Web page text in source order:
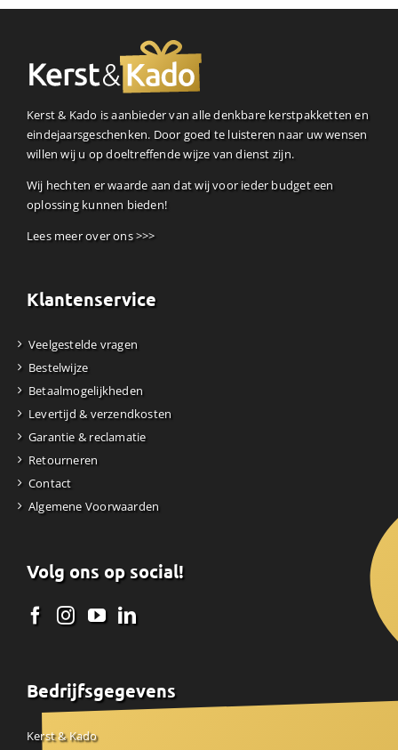
Kerst & Kado is aanbieder van alle denkbare kerstpakketten en
eindejaarsgeschenken. Door goed te luisteren naar uw wensen
willen wij u op doeltreffende wijze van dienst zijn.
Wij hechten er waarde aan dat wij voor ieder budget een
oplossing kunnen bieden!
Lees meer over ons >>>
Klantenservice
Veelgestelde vragen
Bestelwijze
Betaalmogelijkheden
Levertijd & verzendkosten
Garantie & reclamatie
Retourneren
Contact
Algemene Voorwaarden
Volg ons op social!
Bedrijfsgegevens
Kerst & Kado